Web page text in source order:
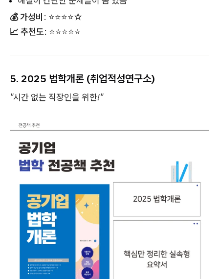
💰 가성비 : ⭐⭐⭐⭐☆
📈 추천도: ⭐⭐⭐⭐⭐
5. 2025 법학개론 (취업적성연구소)
"시간 없는 직장인을 위한!"